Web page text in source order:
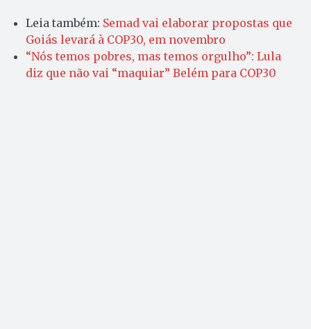
Leia também: Semad vai elaborar propostas que
Goiás levará à COP30, em novembro
“Nós temos pobres, mas temos orgulho”: Lula
diz que não vai “maquiar” Belém para COP30